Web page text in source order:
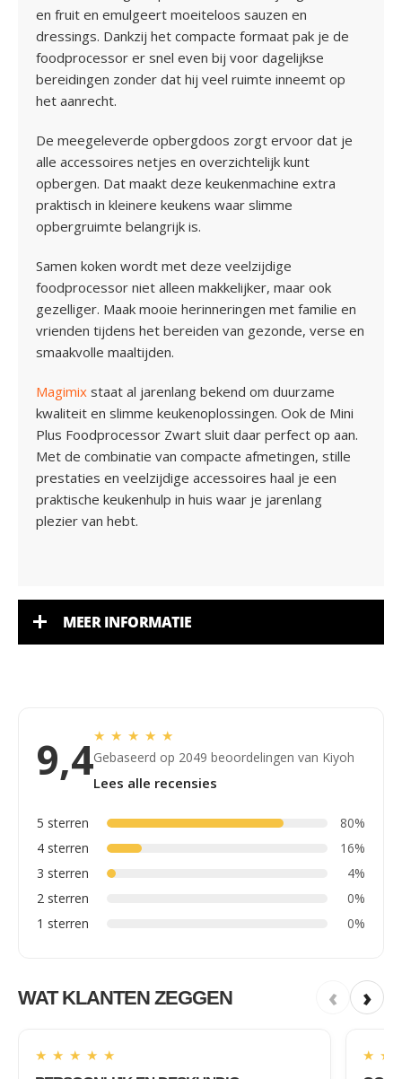
en fruit en emulgeert moeiteloos sauzen en
dressings. Dankzij het compacte formaat pak je de
foodprocessor er snel even bij voor dagelijkse
bereidingen zonder dat hij veel ruimte inneemt op
het aanrecht.
De meegeleverde opbergdoos zorgt ervoor dat je
alle accessoires netjes en overzichtelijk kunt
opbergen. Dat maakt deze keukenmachine extra
praktisch in kleinere keukens waar slimme
opbergruimte belangrijk is.
Samen koken wordt met deze veelzijdige
foodprocessor niet alleen makkelijker, maar ook
gezelliger. Maak mooie herinneringen met familie en
vrienden tijdens het bereiden van gezonde, verse en
smaakvolle maaltijden.
Magimix staat al jarenlang bekend om duurzame
kwaliteit en slimme keukenoplossingen. Ook de Mini
Plus Foodprocessor Zwart sluit daar perfect op aan.
Met de combinatie van compacte afmetingen, stille
prestaties en veelzijdige accessoires haal je een
praktische keukenhulp in huis waar je jarenlang
plezier van hebt.
MEER INFORMATIE
9,4★ ★ ★ ★ ★
Gebaseerd op 2049 beoordelingen van Kiyoh
Lees alle recensies
5 sterren
80%
4 sterren
16%
3 sterren
4%
2 sterren
0%
1 sterren
0%
WAT KLANTEN ZEGGEN ‹ ›
★ ★ ★ ★ ★ ★ ★